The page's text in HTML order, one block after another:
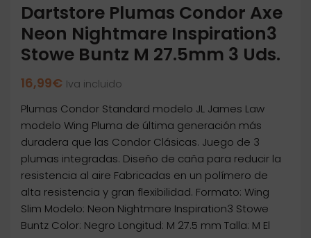
Dartstore Plumas Condor Axe
Neon Nightmare Inspiration3
Stowe Buntz M 27.5mm 3 Uds.
16,99€ Iva incluido
Plumas Condor Standard modelo JL James Law
modelo Wing Pluma de última generación más
duradera que las Condor Clásicas. Juego de 3
plumas integradas. Diseño de caña para reducir la
resistencia al aire Fabricadas en un polímero de
alta resistencia y gran flexibilidad. Formato: Wing
Slim Modelo: Neon Nightmare Inspiration3 Stowe
Buntz Color: Negro Longitud: M 27.5 mm Talla: M El